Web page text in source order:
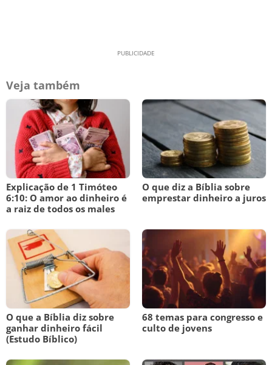
Veja também
Explicação de 1 Timóteo
6:10: O amor ao dinheiro é
a raiz de todos os males
O que diz a Bíblia sobre
emprestar dinheiro a juros
O que a Bíblia diz sobre
ganhar dinheiro fácil
(Estudo Bíblico)
68 temas para congresso e
culto de jovens